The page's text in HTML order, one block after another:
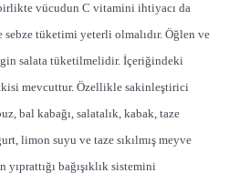
vücudun C vitamini ihtiyacı da
sebze tüketimi yeterli olmalıdır. Öğlen ve
salata tüketilmelidir. İçeriğindeki
mevcuttur. Özellikle sakinleştirici
bal kabağı, salatalık, kabak, taze
limon suyu ve taze sıkılmış meyve
bağışıklık sistemini